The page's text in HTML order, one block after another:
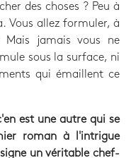
des choses ? Peu à
Vous allez formuler, à
Mais jamais vous ne
sous la surface, ni
qui émaillent ce
est une autre qui se
roman à l'intrigue
un véritable chef-